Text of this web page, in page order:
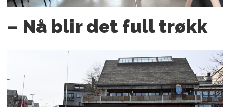
– Nå blir det full trøkk